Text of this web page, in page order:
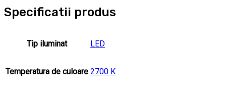
Specificatii produs
Tip iluminat LED
Temperatura de culoare 2700 K